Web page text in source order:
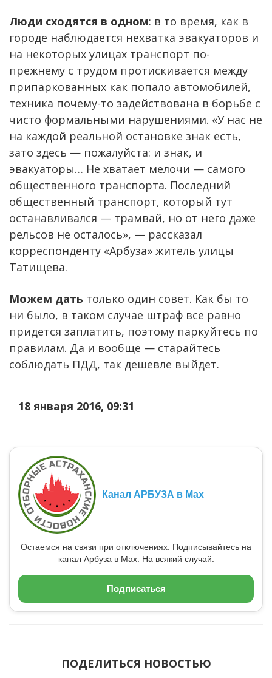
Люди сходятся в одном: в то время, как в
городе наблюдается нехватка эвакуаторов и
на некоторых улицах транспорт по-
прежнему с трудом протискивается между
припаркованных как попало автомобилей,
техника почему-то задействована в борьбе с
чисто формальными нарушениями. «У нас не
на каждой реальной остановке знак есть,
зато здесь — пожалуйста: и знак, и
эвакуаторы… Не хватает мелочи — самого
общественного транспорта. Последний
общественный транспорт, который тут
останавливался — трамвай, но от него даже
рельсов не осталось», — рассказал
корреспонденту «Арбуза» житель улицы
Татищева.
Можем дать только один совет. Как бы то
ни было, в таком случае штраф все равно
придется заплатить, поэтому паркуйтесь по
правилам. Да и вообще — старайтесь
соблюдать ПДД, так дешевле выйдет.
18 января 2016, 09:31
Канал АРБУЗА в Max
Остаемся на связи при отключениях. Подписывайтесь на
канал Арбуза в Max. На всякий случай.
Подписаться
ПОДЕЛИТЬСЯ НОВОСТЬЮ